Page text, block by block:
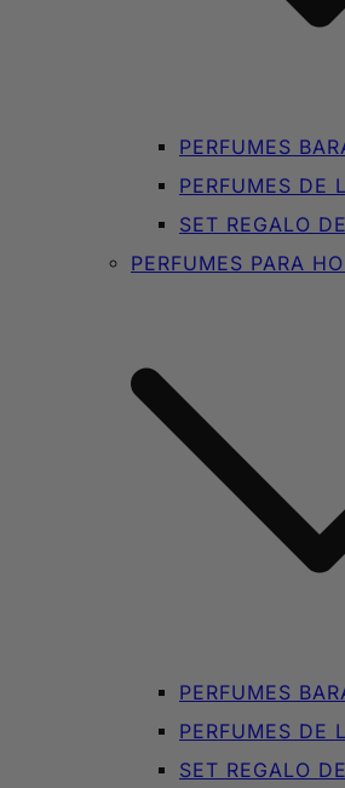
PERFUMES
PERFUMES DE
SET REGALO
PERFUMES PARA
PERFUMES
PERFUMES DE
SET REGALO